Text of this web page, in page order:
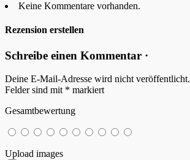
Keine Kommentare vorhanden.
Rezension erstellen
Schreibe einen Kommentar ·
Deine E-Mail-Adresse wird nicht veröffentlicht.
Felder sind mit * markiert
Gesamtbewertung
Upload images